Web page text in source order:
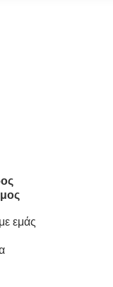
εμάς